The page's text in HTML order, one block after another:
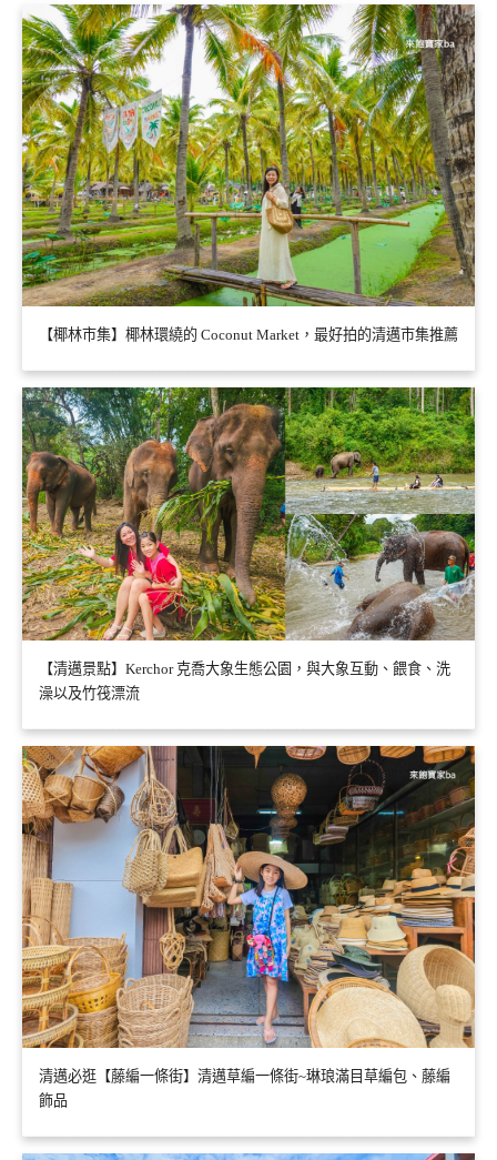
【椰林市集】椰林環繞的 Coconut Market，最好拍的清邁市集推薦
【清邁景點】Kerchor 克喬大象生態公園，與大象互動、餵食、洗
澡以及竹筏漂流
清邁必逛【藤編一條街】清邁草編一條街~琳琅滿目草編包、藤編
飾品